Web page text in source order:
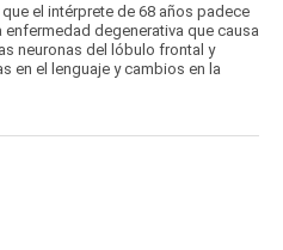
el intérprete de 68 años padece
degenerativa que causa
neuronas del lóbulo frontal y
en el lenguaje y cambios en la